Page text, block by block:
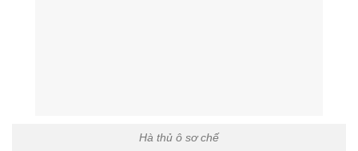
Hà thủ ô sơ chế